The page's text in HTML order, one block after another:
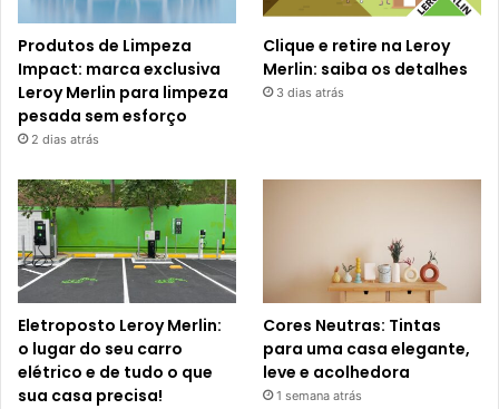
Produtos de Limpeza
Impact: marca exclusiva
Leroy Merlin para limpeza
pesada sem esforço
2 dias atrás
Clique e retire na Leroy
Merlin: saiba os detalhes
3 dias atrás
Eletroposto Leroy Merlin:
o lugar do seu carro
elétrico e de tudo o que
sua casa precisa!
Cores Neutras: Tintas
para uma casa elegante,
leve e acolhedora
1 semana atrás